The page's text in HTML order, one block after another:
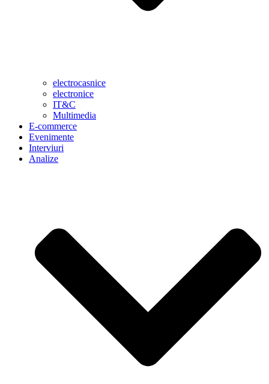
electrocasnice
electronice
IT&C
Multimedia
E-commerce
Evenimente
Interviuri
Analize